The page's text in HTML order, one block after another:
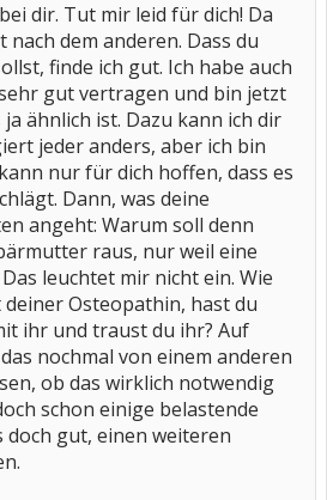
dir. Tut mir leid für dich! Da
dem anderen. Dass du
finde ich gut. Ich habe auch
gut vertragen und bin jetzt
ähnlich ist. Dazu kann ich dir
jeder anders, aber ich bin
nur für dich hoffen, dass es
Dann, was deine
angeht: Warum soll denn
raus, nur weil eine
leuchtet mir nicht ein. Wie
Osteopathin, hast du
ihr und traust du ihr? Auf
nochmal von einem anderen
ob das wirklich notwendig
schon einige belastende
doch gut, einen weiteren